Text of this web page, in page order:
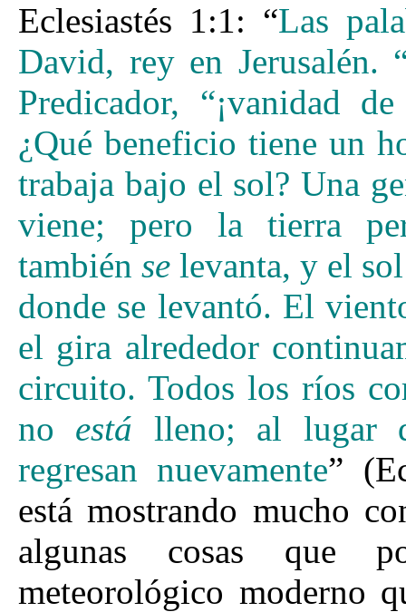
Eclesiastés 1:1: “Las
David, rey en Jerusalén.
Predicador, “¡vanidad
¿Qué beneficio tiene un
trabaja bajo el sol? Una
viene; pero la tierra
también se levanta, y el
donde se levantó. El
el gira alrededor
circuito. Todos los ríos
no está lleno; al lugar
regresan nuevamente”
está mostrando mucho
algunas cosas que
meteorológico moderno